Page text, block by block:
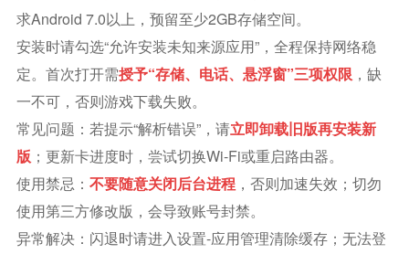
求Android 7.0以上，预留至少2GB存储空间。
安装时请勾选“允许安装未知来源应用”，全程保持网络稳
定。首次打开需授予“存储、电话、悬浮窗”三项权限，缺
一不可，否则游戏下载失败。
常见问题：若提示“解析错误”，请立即卸载旧版再安装新
版 ；更新卡进度时，尝试切换Wi-Fi或重启路由器。
使用禁忌： 不要随意关闭后台进程，否则加速失效；切勿
使用第三方修改版，会导致账号封禁。
异常解决：闪退时请进入设置-应用管理清除缓存；无法登